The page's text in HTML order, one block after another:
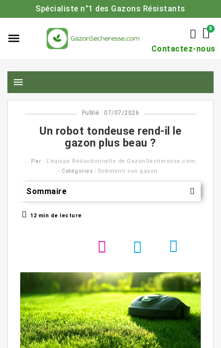
Spécialiste n°1 des Gazons Résistants
Contactez-nous
menu
Publié : 07/07/2026
Un robot tondeuse rend-il le
gazon plus beau ?
Par : L'équipe Rédactionnelle de GazonSecheresse.com
- Catégories : Entretenir son gazon
Sommaire
12 min de lecture